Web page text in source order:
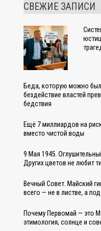
СВЕЖИЕ ЗАПИСИ
Беда, которую можно
бездействие властей
бедствия
Ещё 7 миллиардов на
вместо чистой воды
9 Мая 1945.
Других цветов не любит
Вечный Совет. Майский
всего — не в листве, а
Почему Первомай — это
этимология, солнце и